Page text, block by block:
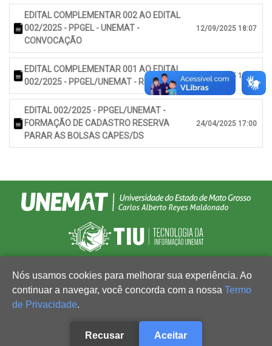
EDITAL COMPLEMENTAR 002 AO EDITAL
002/2025 - PPGEL - UNEMAT -
CONVOCAÇÃO
12/09/2025 18:07
EDITAL COMPLEMENTAR 001 AO EDITAL
002/2025 - PPGEL/UNEMAT - RESULTADO
12/09/2025 18:05
EDITAL 002/2025 - PPGEL/UNEMAT -
FORMAÇÃO DE CADASTRO RESERVA
PARAR AS BOLSAS CAPES/DS
24/04/2025 17:00
Nós usamos cookies para melhorar sua experiência. Ao
continuar a navegar, você concorda com a nossa Termo
de Privacidade.
Recusar Aceitar